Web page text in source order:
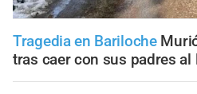
Tragedia en Bariloche
tras caer con sus padres al